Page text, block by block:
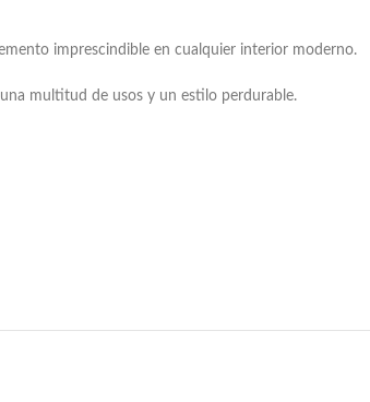
imprescindible en cualquier interior moderno.
multitud de usos y un estilo perdurable.